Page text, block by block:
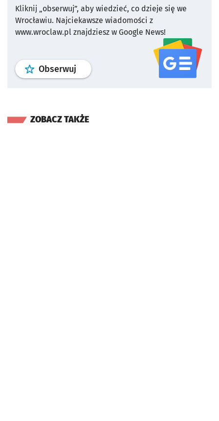
Kliknij „obserwuj”, aby wiedzieć, co dzieje się we
Wrocławiu. Najciekawsze wiadomości z
www.wroclaw.pl znajdziesz w Google News!
Obserwuj profil serwisu
ZOBACZ TAKŻE